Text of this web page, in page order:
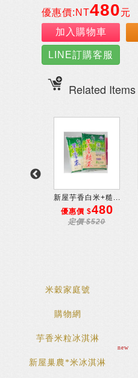
優惠價:NT480元
加入購物車
LINE訂購客服
Related Items
新屋芋香白米+糙...
優惠價 $480
定價 $520
米穀家庭號
購物網
芋香米粒冰淇淋
new
新屋巢農*米冰淇淋